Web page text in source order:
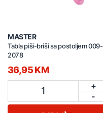
MASTER
Tabla piši-briši sa postoljem 009-
2078
36,95 KM
1
+
-